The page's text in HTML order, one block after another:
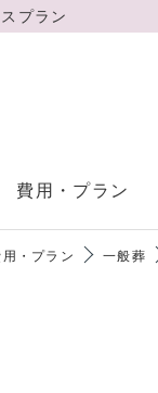
プラン
費用・プラン
・プラン 一般葬